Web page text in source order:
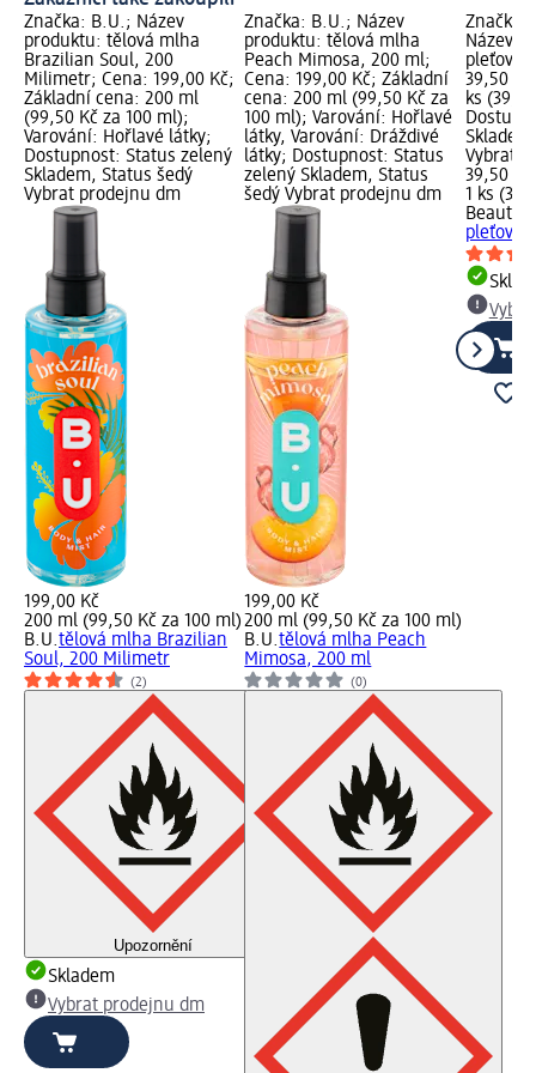
Značka: B.U.; Název
produktu: tělová mlha
Brazilian Soul, 200
Milimetr; Cena: 199,00 Kč;
Základní cena: 200 ml
(99,50 Kč za 100 ml);
Varování: Hořlavé látky;
Dostupnost: Status zelený
Skladem, Status šedý
Vybrat prodejnu dm
199,00 Kč
200 ml (99,50 Kč za 100 ml)
B.U.tělová mlha Brazilian
Soul, 200 Milimetr
(2)
Upozornění
Skladem
Vybrat prodejnu dm
Značka: B.U.; Název
produktu: tělová mlha
Peach Mimosa, 200 ml;
Cena: 199,00 Kč; Základní
cena: 200 ml (99,50 Kč za
100 ml); Varování: Hořlavé
látky, Varování: Dráždivé
látky; Dostupnost: Status
zelený Skladem, Status
šedý Vybrat prodejnu dm
199,00 Kč
200 ml (99,50 Kč za 100 ml)
B.U.tělová mlha Peach
Mimosa, 200 ml
(0)
Značka:
Název
pleťová
39,50
ks
Vybrat
39,50 Kč
1 ks
Beauty
pleťová